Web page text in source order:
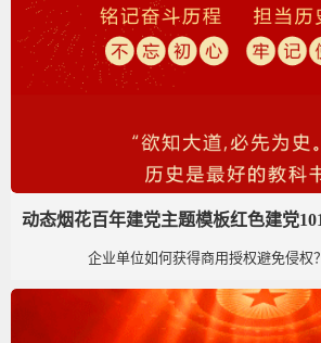
动态烟花百年建党主题模板红色建党
企业单位如何获得商用授权避免侵权